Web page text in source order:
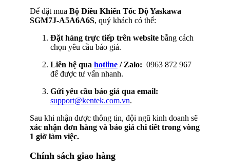
Để đặt mua Bộ Điều Khiển Tốc Độ Yaskawa
SGM7J-A5A6A6S, quý khách có thể:
Đặt hàng trực tiếp trên website bằng cách
chọn yêu cầu báo giá.
Liên hệ qua hotline / Zalo: 0963 872 967
để được tư vấn nhanh.
Gửi yêu cầu báo giá qua email:
support@kentek.com.vn.
Sau khi nhận được thông tin, đội ngũ kinh doanh sẽ
xác nhận đơn hàng và báo giá chi tiết trong vòng
1 giờ làm việc.
Chính sách giao hàng